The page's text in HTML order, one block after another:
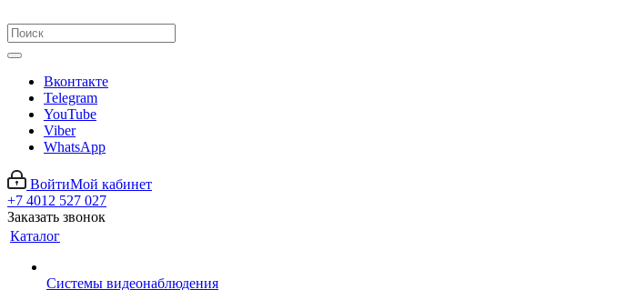
Вконтакте
Telegram
YouTube
Viber
WhatsApp
ВойтиМой кабинет
+7 4012 527 027
Заказать звонок
Каталог
Системы видеонаблюдения